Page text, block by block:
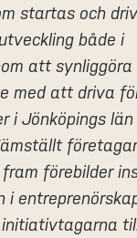
startas och
både i
att synliggöra
med att driva
i Jönköpings
förebilder
initiativtagarna